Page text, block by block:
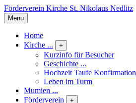
Förderverein Kirche St. Nikolaus Nedlitz
Menu
Home
Kirche ...
+
Kurzinfo für Besucher
Geschichte ...
Hochzeit Taufe Konfirmation
Leben im Turm
Mumien ...
Förderverein
+